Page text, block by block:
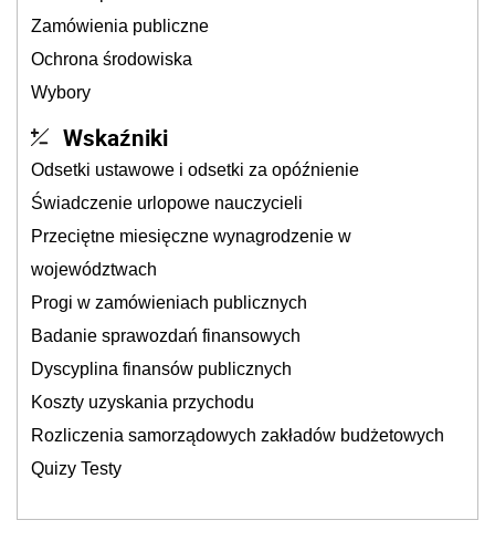
Zamówienia publiczne
Ochrona środowiska
Wybory
Wskaźniki
Odsetki ustawowe i odsetki za opóźnienie
Świadczenie urlopowe nauczycieli
Przeciętne miesięczne wynagrodzenie w
województwach
Progi w zamówieniach publicznych
Badanie sprawozdań finansowych
Dyscyplina finansów publicznych
Koszty uzyskania przychodu
Rozliczenia samorządowych zakładów budżetowych
Quizy Testy